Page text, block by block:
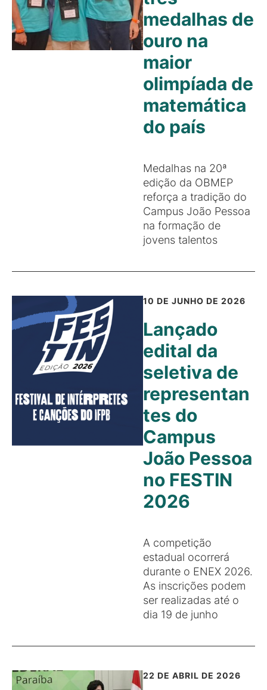
medalhas de
ouro na
maior
olimpíada de
matemática
do país
Medalhas na 20ª
edição da OBMEP
reforça a tradição do
Campus João Pessoa
na formação de
jovens talentos
10 DE JUNHO DE 2026
Lançado
edital da
seletiva de
representan
tes do
Campus
João Pessoa
no FESTIN
2026
A competição
estadual ocorrerá
durante o ENEX 2026.
As inscrições podem
ser realizadas até o
dia 19 de junho
22 DE ABRIL DE 2026